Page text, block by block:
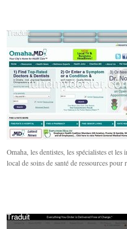
Omaha, les dentistes, les spécialistes et
local de soins de santé de ressources